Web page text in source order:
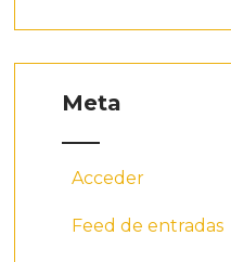
Meta
Acceder
Feed de entradas